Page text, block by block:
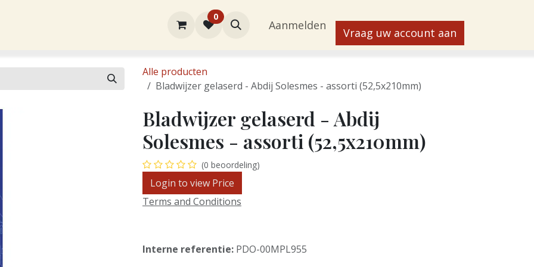
Contact
0
Aanmelden
Vraag uw account aan
Alle producten
Bladwijzer gelaserd - Abdij Solesmes - assorti (52,5x210mm)
Bladwijzer gelaserd - Abdij
Solesmes - assorti (52,5x210mm)
(0 beoordeling)
Login to view Price
Terms and Conditions
Interne referentie: PDO-00MPL955